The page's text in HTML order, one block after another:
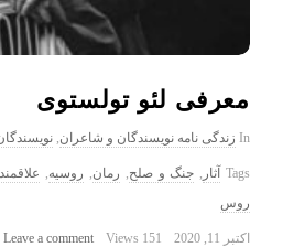
معرفی لئو تولستوی
In زندگی نامه نویسندگان و شاعران,
Tags آثار , جنگ و صلح, رمان, روسیه, علاقمند
روس
اکتبر 11, 2020 151 Views
Leave a comment